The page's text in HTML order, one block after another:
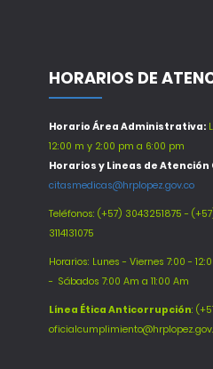
HORARIOS DE
Horario Área Administrativa:
12:00 m y 2:00 pm a 6:00 pm
Horarios y Lineas de Atención
citasmedicas@hrplopez.gov.co
Teléfonos: (+57) 3043251875 -
3114131075
Horarios: Lunes - Viernes 7:00 -
- Sábados 7:00 Am a 11:00 Am
Línea Ética Anticorrupción: